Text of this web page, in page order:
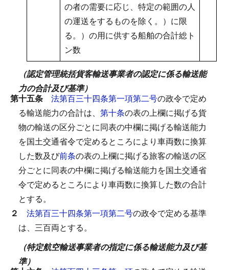
の者の需要に応じ、特定の範囲の人
の運送をするものを除く。）に限
る。）の用に供する船舶の合計総ト
ン数
（認定管理統括貨客輸送事業者の認定に係る輸送能
力の合計及び基準）
第十五条 法第百三十四条第一項第二号の政令で定め
る輸送能力の合計は、 第十条の表の上欄に掲げる貨
物の輸送の区分ごとに同表の中欄に掲げる輸送能力
を国土交通省令で定めるところにより車両数に換算
した数及び前条の表の上欄に掲げる旅客の輸送の区
分ごとに同表の中欄に掲げる輸送能力を国土交通省
令で定めるところにより車両数に換算した数の合計
とする。
２ 法第百三十四条第一項第二号の政令で定める基準
は、三百両とする。
（特定航空輸送事業者の指定に係る輸送能力及び基
準）